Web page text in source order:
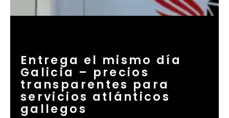
Entrega el mismo día
Galicia – precios
transparentes para
servicios atlánticos
gallegos